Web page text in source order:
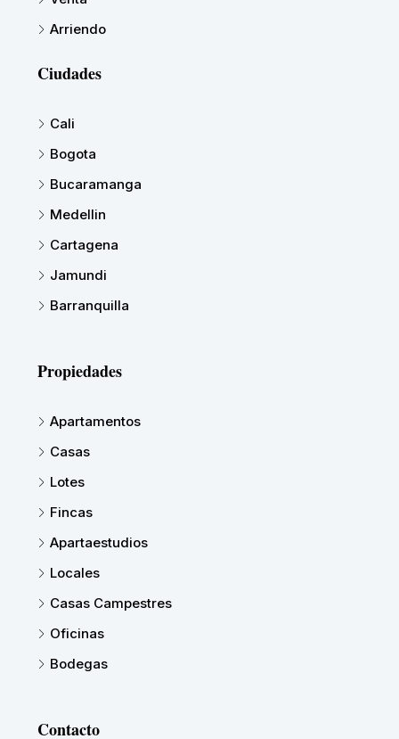
Arriendo
Ciudades
Cali
Bogota
Bucaramanga
Medellin
Cartagena
Jamundi
Barranquilla
Propiedades
Apartamentos
Casas
Lotes
Fincas
Apartaestudios
Locales
Casas Campestres
Oficinas
Bodegas
Contacto